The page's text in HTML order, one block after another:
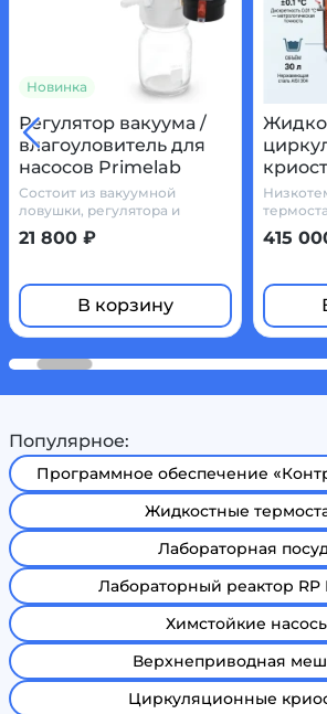
Новинка
Регулятор вакуума /
влагоуловитель для
насосов Primelab
Состоит из вакуумной
ловушки, регулятора и
вакуумметра/вакуумная
сосуд ловушка
21 800 ₽
В корзину
30/
-
415
Популярное:
Программное обеспечение
Жидкостные
Лабораторная
Лабораторный реактор RP
Химстойкие
Верхнеприводная
Циркуляционные